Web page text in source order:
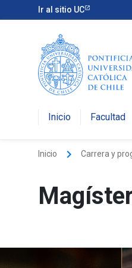
Ir al sitio UC
Inicio Facultad
Inicio keyboard_arrow_right Carrera y